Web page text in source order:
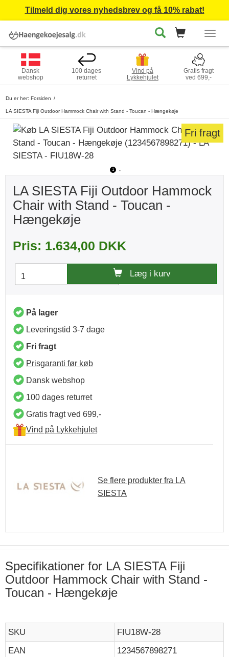
Tilmeld dig vores nyhedsbrev og få 10% rabat!
Dansk
webshop
100 dages
returret
Vind på
Lykkehjulet
Gratis fragt
ved 699,-
Du er her: Forsiden
LA SIESTA Fiji Outdoor Hammock Chair with Stand - Toucan - Hængekøje
1
Fri fragt
LA SIESTA Fiji Outdoor Hammock
Chair with Stand - Toucan -
Hængekøje
Pris: 1.634,00 DKK
Læg i kurv
På lager
Leveringstid 3-7 dage
Fri fragt
Prisgaranti før køb
Dansk webshop
100 dages returret
Gratis fragt ved 699,-
Vind på Lykkehjulet
Se flere produkter fra LA
SIESTA
Specifikationer for LA SIESTA Fiji
Outdoor Hammock Chair with Stand -
Toucan - Hængekøje
SKU
FIU18W-28
EAN
1234567898271